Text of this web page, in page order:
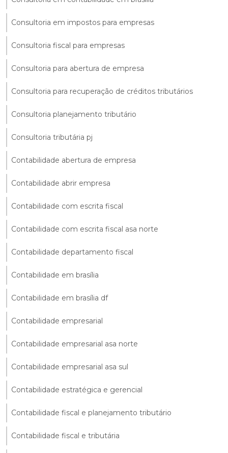
Consultoria em impostos para empresas
Consultoria fiscal para empresas
Consultoria para abertura de empresa
Consultoria para recuperação de créditos tributários
Consultoria planejamento tributário
Consultoria tributária pj
Contabilidade abertura de empresa
Contabilidade abrir empresa
Contabilidade com escrita fiscal
Contabilidade com escrita fiscal asa norte
Contabilidade departamento fiscal
Contabilidade em brasília
Contabilidade em brasília df
Contabilidade empresarial
Contabilidade empresarial asa norte
Contabilidade empresarial asa sul
Contabilidade estratégica e gerencial
Contabilidade fiscal e planejamento tributário
Contabilidade fiscal e tributária